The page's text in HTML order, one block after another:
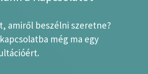
amiről beszélni szeretne?
még ma egy